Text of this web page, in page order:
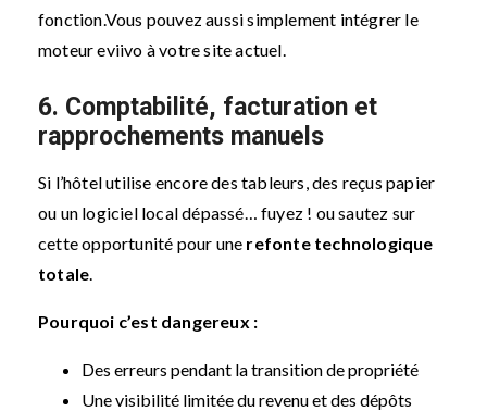
fonction.Vous pouvez aussi simplement intégrer le
moteur eviivo à votre site actuel.
6. Comptabilité, facturation et
rapprochements manuels
Si l’hôtel utilise encore des tableurs, des reçus papier
ou un logiciel local dépassé… fuyez ! ou sautez sur
cette opportunité pour une refonte technologique
totale.
Pourquoi c’est dangereux :
Des erreurs pendant la transition de propriété
Une visibilité limitée du revenu et des dépôts